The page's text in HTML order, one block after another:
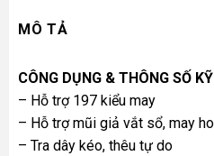
MÔ TẢ
CÔNG DỤNG & THÔNG SỐ
– Hỗ trợ 197 kiểu may
– Hỗ trợ mũi giả vắt sổ, may
– Tra dây kéo, thêu tự do